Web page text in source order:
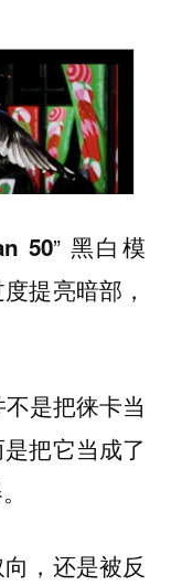
50” 黑白模
提亮暗部，
是把徕卡当
把它当成了
，还是被反